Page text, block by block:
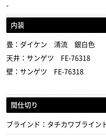
-
内装
畳：ダイケン 清流 銀白色
天井：サンゲツ FE-76318
壁：サンゲツ FE-76318
間仕切り
ブラインド：タチカワブライ